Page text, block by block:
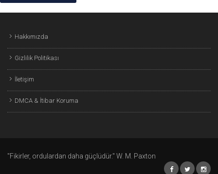
Hakkımızda
Gizlilik Politikası
İletişim
DMCA & İtibar Koruma
"Fikirler, ordulardan daha güçlüdür." W. M. Paxton